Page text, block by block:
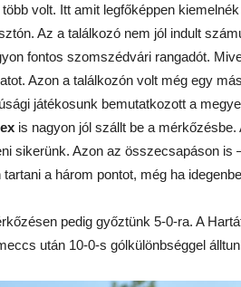
volt. Itt amit legfőképpen
Az a találkozó nem jól indult
fontos szomszédvári rangadót.
Azon a találkozón volt még egy
játékosunk bemutatkozott a
is nagyon jól szállt be a
sikerünk. Azon az összecsapáson is
a három pontot, még ha
pedig győztünk 5-0-ra. A
után 10-0-s gólkülönbséggel